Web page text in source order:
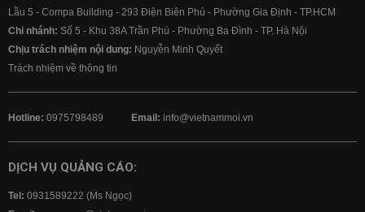
Lầu 5 - Compa Building - 293 Điện Biên Phủ - Phường Gia Định - TP.HCM
Chi nhánh: Số 5 - Khu 38A Trần Phú - Phường Ba Đình - TP. Hà Nội
Chịu trách nhiệm nội dung: Nguyễn Minh Quyết
Trách nhiệm về thông tin
Hotline: 0975798489 Email: info@vietnammoi.vn
DỊCH VỤ QUẢNG CÁO:
Tel: 0931589222 (Ms Ngọc)